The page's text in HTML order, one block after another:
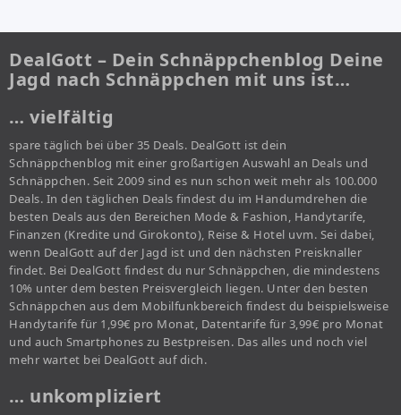
DealGott – Dein Schnäppchenblog Deine
Jagd nach Schnäppchen mit uns ist…
… vielfältig
spare täglich bei über 35 Deals. DealGott ist dein
Schnäppchenblog mit einer großartigen Auswahl an Deals und
Schnäppchen. Seit 2009 sind es nun schon weit mehr als 100.000
Deals. In den täglichen Deals findest du im Handumdrehen die
besten Deals aus den Bereichen Mode & Fashion, Handytarife,
Finanzen (Kredite und Girokonto), Reise & Hotel uvm. Sei dabei,
wenn DealGott auf der Jagd ist und den nächsten Preisknaller
findet. Bei DealGott findest du nur Schnäppchen, die mindestens
10% unter dem besten Preisvergleich liegen. Unter den besten
Schnäppchen aus dem Mobilfunkbereich findest du beispielsweise
Handytarife für 1,99€ pro Monat, Datentarife für 3,99€ pro Monat
und auch Smartphones zu Bestpreisen. Das alles und noch viel
mehr wartet bei DealGott auf dich.
… unkompliziert